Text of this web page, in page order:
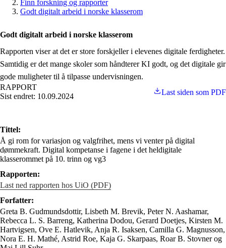
Finn forskning og rapporter
Godt digitalt arbeid i norske klasserom
Godt digitalt arbeid i norske klasserom
Rapporten viser at det er store forskjeller i elevenes digitale ferdigheter.
Samtidig er det mange skoler som håndterer KI godt, og det digitale gir
gode muligheter til å tilpasse undervisningen.
RAPPORT
Sist endret: 10.09.2024
Last siden som PDF
Tittel:
Å gi rom for variasjon og valgfrihet, mens vi venter på digital
dømmekraft. Digital kompetanse i fagene i det heldigitale
klasserommet på 10. trinn og vg3
Rapporten:
Last ned rapporten hos UiO (PDF)
Forfatter:
Greta B. Gudmundsdottir, Lisbeth M. Brevik, Peter N. Aashamar,
Rebecca L. S. Barreng, Katherina Dodou, Gerard Doetjes, Kirsten M.
Hartvigsen, Ove E. Hatlevik, Anja R. Isaksen, Camilla G. Magnusson,
Nora E. H. Mathé, Astrid Roe, Kaja G. Skarpaas, Roar B. Stovner og